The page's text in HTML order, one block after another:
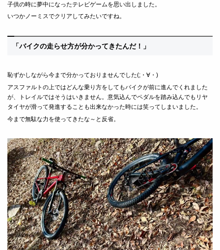
子供の時に夢中になったテレビゲームを思い出しました。
いつかノーミスでクリアしてみたいですね。
「バイクの走らせ方が分かってきたんだ！」
恥ずかしながら今まで分かっておりませんでした(; ・∀・ )
アスファルトの上ではどんな乗り方をしてもバイクが前に進んでくれました
が、トレイルではそうはいきません。意気込んでペダルを踏み込んでもリヤ
タイヤが滑って発進することも出来なかった時には笑ってしまいました。
今まで無駄な力を使ってきたな～と反省。